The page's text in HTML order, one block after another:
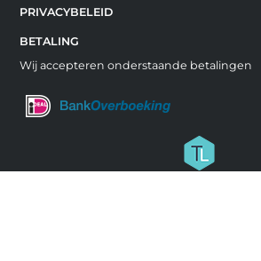
PRIVACYBELEID
BETALING
Wij accepteren onderstaande betalingen